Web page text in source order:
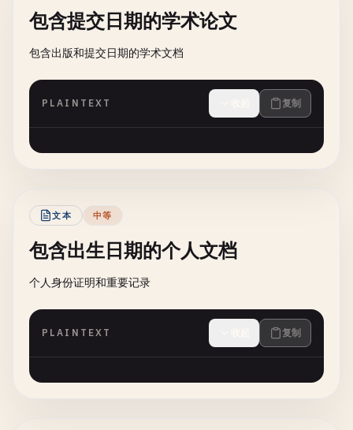
包含提交日期的学术论文
包含出版和提交日期的学术文档
PLAINTEXT 复制
文本 中等
包含出生日期的个人文档
个人身份证明和重要记录
PLAINTEXT 复制